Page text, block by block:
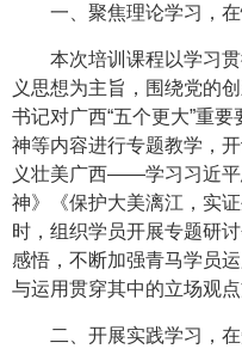
一、聚焦理论学习，
本次培训课程以学习
义思想为主旨，围绕党的
书记对广西“五个更大”重要
神等内容进行专题教学，
义壮美广西——学习习近平
神》《保护大美漓江，实
时，组织学员开展专题研
感悟，不断加强青马学员
与运用贯穿其中的立场观
二、开展实践学习，